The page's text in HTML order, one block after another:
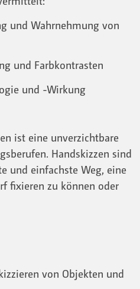
und Wahrnehmung von
und Farbkontrasten
und -Wirkung
ist eine unverzichtbare
Handskizzen sind
und einfachste Weg, eine
fixieren zu können oder
von Objekten und